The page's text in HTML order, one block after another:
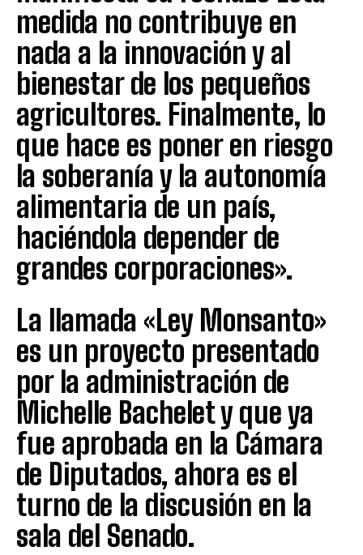
medida no contribuye en
nada a la innovación y al
bienestar de los pequeños
agricultores. Finalmente, lo
que hace es poner en riesgo
la soberanía y la autonomía
alimentaria de un país,
haciéndola depender de
grandes corporaciones».
La llamada «Ley Monsanto»
es un proyecto presentado
por la administración de
Michelle Bachelet y que ya
fue aprobada en la Cámara
de Diputados, ahora es el
turno de la discusión en la
sala del Senado.